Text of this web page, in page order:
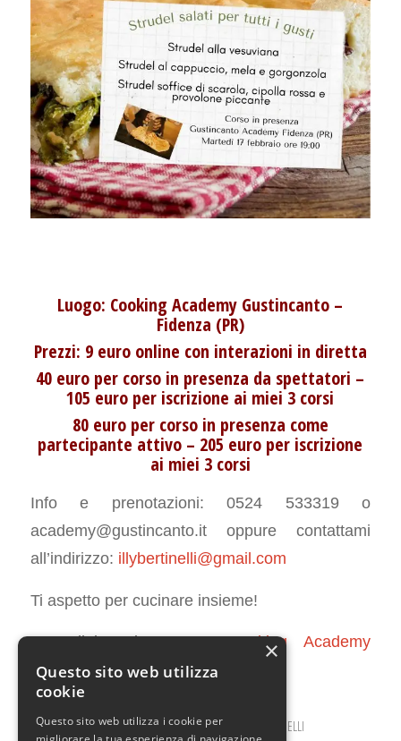
Luogo: Cooking Academy Gustincanto –
Fidenza (PR)
Prezzi: 9 euro online con interazioni in diretta
40 euro per corso in presenza da spettatori –
105 euro per iscrizione ai miei 3 corsi
80 euro per corso in presenza come
partecipante attivo – 205 euro per iscrizione
ai miei 3 corsi
Info e prenotazioni: 0524 533319 o
academy@gustincanto.it oppure contattami
all’indirizzo: illybertinelli@gmail.com
Ti aspetto per cucinare insieme!
In collaborazione con:Cooking Academy
Gustincanto
GENNAIO 2, 2026 / 0 COMMENTI / DA ILARIA BERTINELLI
×
Questo sito web utilizza
cookie
Questo sito web utilizza i cookie per